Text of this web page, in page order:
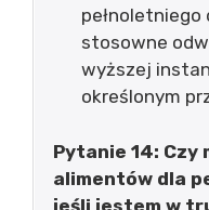
pełnoletniego
stosowne
wyższej
określonym
Pytanie 14: Czy
alimentów dla
jeśli jestem w